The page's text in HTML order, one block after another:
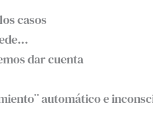
casos
dar cuenta
automático e